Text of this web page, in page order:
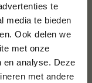
te
media te bieden
Ook delen we
met onze
en analyse. Deze
met andere
ontvang direct